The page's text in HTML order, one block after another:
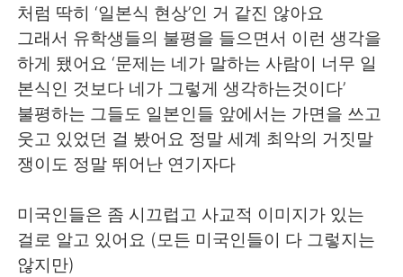
처럼 딱히 ‘일본식 현상’인 거 같진 않아요
그래서 유학생들의 불평을 들으면서 이런 생각을
하게 됐어요 ‘문제는 네가 말하는 사람이 너무 일
본식인 것보다 네가 그렇게 생각하는것이다’
불평하는 그들도 일본인들 앞에서는 가면을 쓰고
웃고 있었던 걸 봤어요 정말 세계 최악의 거짓말
쟁이도 정말 뛰어난 연기자다
미국인들은 좀 시끄럽고 사교적 이미지가 있는
걸로 알고 있어요 (모든 미국인들이 다 그렇지는
않지만)